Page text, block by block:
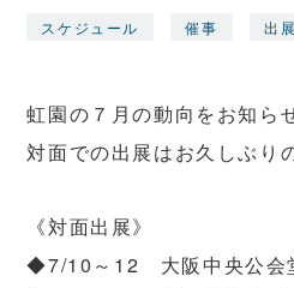
スケジュール
催事 出展
虹園の７月の動向をお知ら
対面での出展はお久しぶり
《対面出展》
◆7/10～12 大阪中央公会